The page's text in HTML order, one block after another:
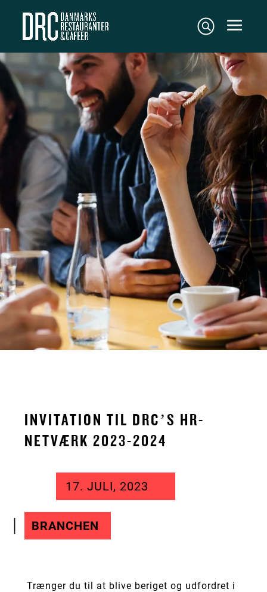
INVITATION TIL DRC’S HR-
NETVÆRK 2023-2024
17. JULI, 2023
BRANCHEN
Trænger du til at blive beriget og udfordret i